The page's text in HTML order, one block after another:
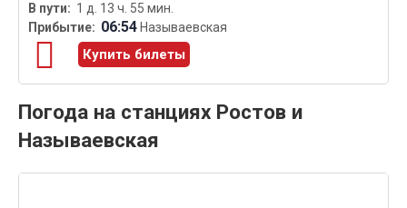
1 д. 13 ч. 55 мин.
06:54 Называевская
Купить билеты
Погода на станциях Ростов и
Называевская